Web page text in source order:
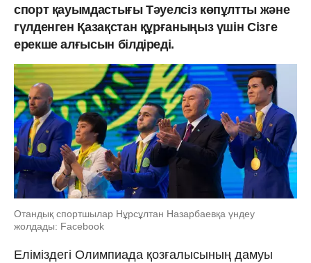
спорт қауымдастығы Тәуелсіз көпұлтты және
гүлденген Қазақстан құрғаныңыз үшін Cізге
ерекше алғысын білдіреді.
Отандық спортшылар Нұрсұлтан Назарбаевқа үндеу
жолдады: Facebook
Еліміздегі Олимпиада қозғалысының дамуы